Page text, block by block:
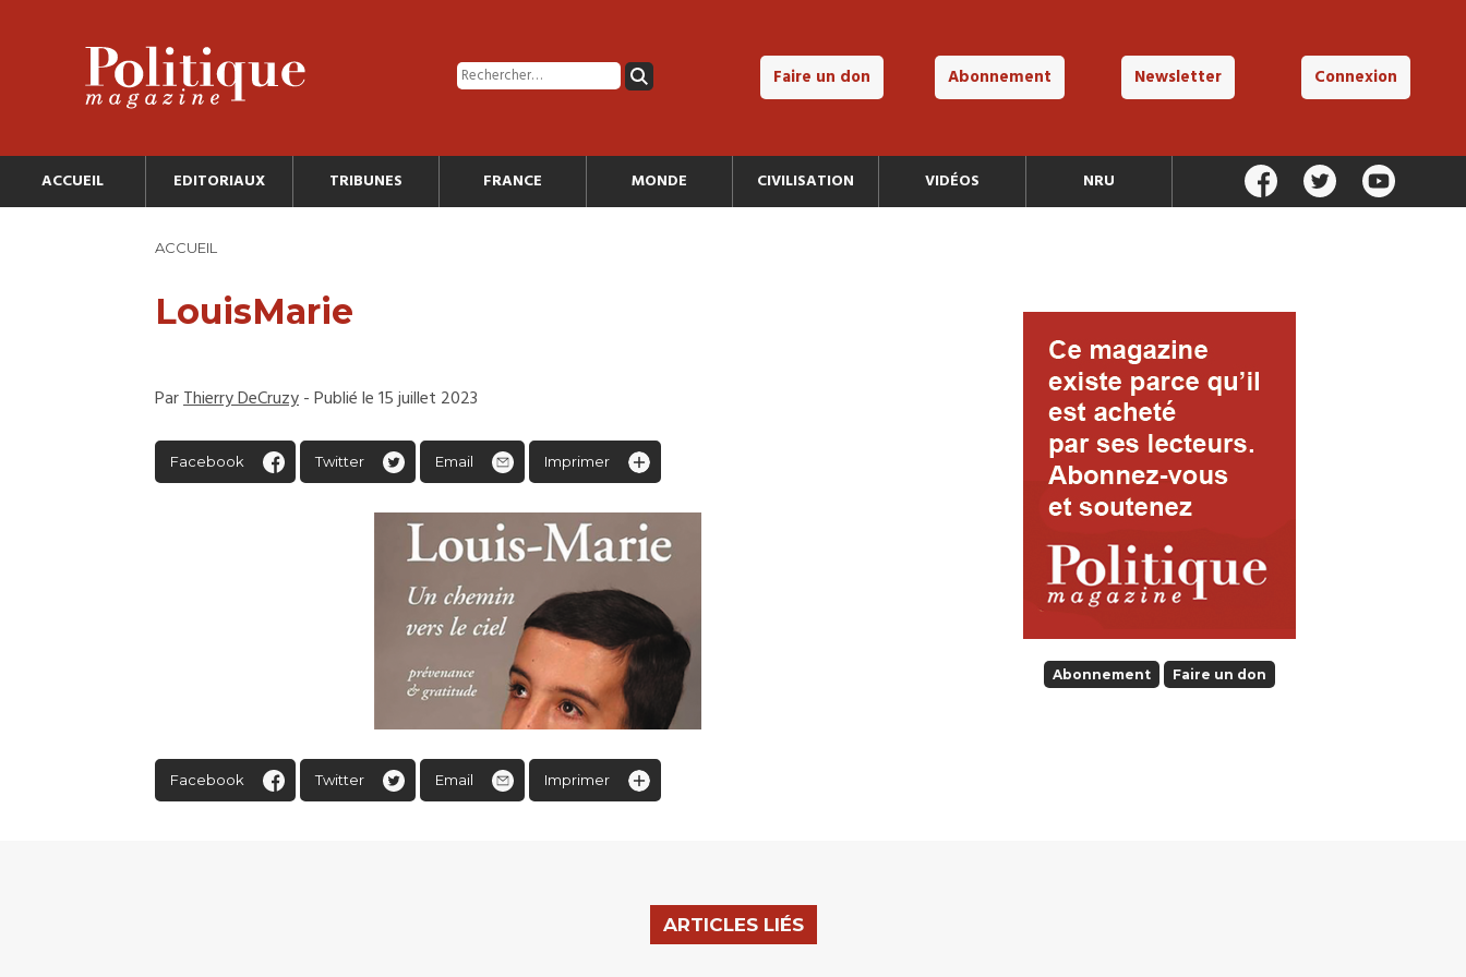
Faire un don Abonnement Newsletter Connexion
ACCUEIL EDITORIAUX TRIBUNES FRANCE MONDE CIVILISATION VIDÉOS NRU
ACCUEIL
LouisMarie
ParThierry DeCruzy- Publié le 15 juillet 2023
Facebook Twitter Email Imprimer
Facebook Twitter Email Imprimer
Abonnement Faire un don
ARTICLES LIÉS